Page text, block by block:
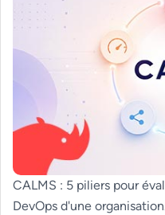
CALMS : 5 piliers pour
DevOps d'une